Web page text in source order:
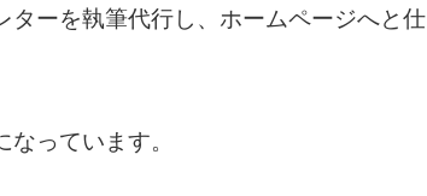
ーを執筆代行し、ホームページへと仕
っています。